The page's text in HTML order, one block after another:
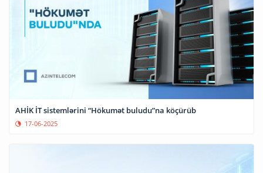
AHİK İT sistemlərini “Hökumət buludu”na köçürüb
17-06-2025